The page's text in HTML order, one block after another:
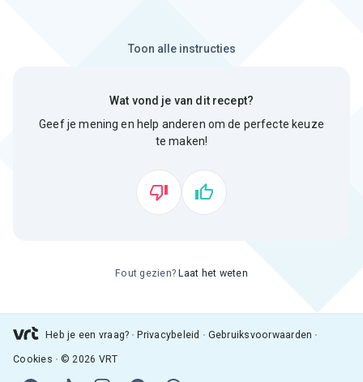
Toon alle instructies
Wat vond je van dit recept?
Geef je mening en help anderen om de perfecte keuze
te maken!
Fout gezien? Laat het weten
Heb je een vraag? Privacybeleid Gebruiksvoorwaarden
Cookies © 2026 VRT